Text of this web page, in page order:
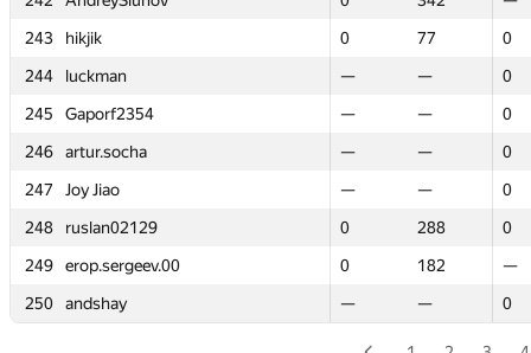
243
hikjik 0 77
0
244
luckman — —
0
245
Gaporf2354 — —
0
246
artur.socha — —
0
247
Joy Jiao — —
0
248
ruslan02129 0 288
0
249
erop.sergeev.00 0 182
—
250
andshay — — 0
243
hikjik 0 77
0
244
luckman — —
0
245
Gaporf2354 — —
0
246
artur.socha — —
0
247
Joy Jiao — —
0
248
ruslan02129 0 288
0
249
erop.sergeev.00 0 182
—
250
andshay — — 0